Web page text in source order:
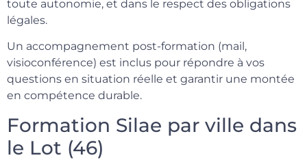
toute autonomie, et dans le respect des obligations
légales.
Un accompagnement post-formation (mail,
visioconférence) est inclus pour répondre à vos
questions en situation réelle et garantir une montée
en compétence durable.
Formation Silae par ville dans
le Lot (46)